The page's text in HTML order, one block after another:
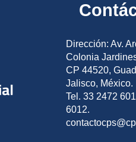
Dirección: Av.
Colonia
CP 44520,
Jalisco, México.
Tel. 33 2472
6012.